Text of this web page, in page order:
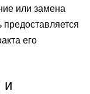
или замена
его
и